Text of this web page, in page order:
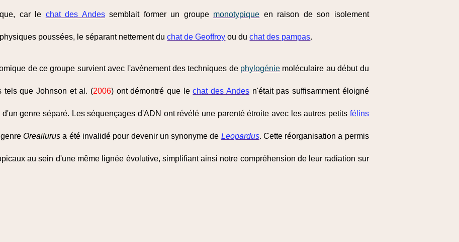
car le chat des Andessemblait former un groupe monotypique en raison de son isolement
poussées, le séparant nettement duchat de Geoffroy ou duchat des pampas.
de ce groupe survient avec l'avènement des techniques de phylogénie moléculaire au début du
tels que Johnson et al. (2006) ont démontré que lechat des Andesn'était pas suffisamment éloigné
genre séparé. Les séquençages d'ADN ont révélé une parenté étroite avec les autres petits félins
genreOreailurus a été invalidé pour devenir un synonyme de Leopardus. Cette réorganisation a permis
au sein d'une même lignée évolutive, simplifiant ainsi notre compréhension de leur radiation sur